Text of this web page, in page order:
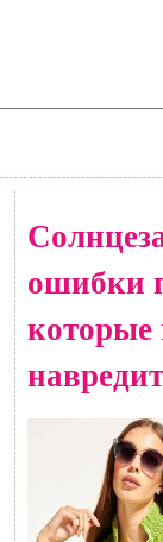
ошибки
которые